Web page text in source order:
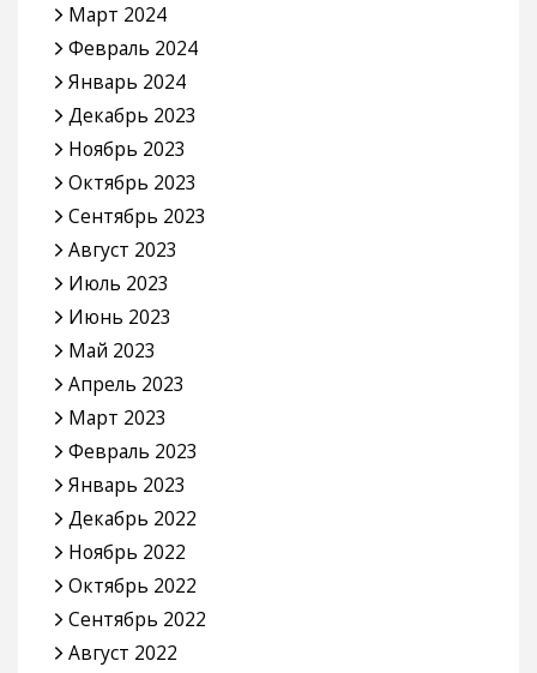
Март 2024
Февраль 2024
Январь 2024
Декабрь 2023
Ноябрь 2023
Октябрь 2023
Сентябрь 2023
Август 2023
Июль 2023
Июнь 2023
Май 2023
Апрель 2023
Март 2023
Февраль 2023
Январь 2023
Декабрь 2022
Ноябрь 2022
Октябрь 2022
Сентябрь 2022
Август 2022